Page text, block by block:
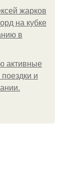
жарков
на кубке
в
активные
и